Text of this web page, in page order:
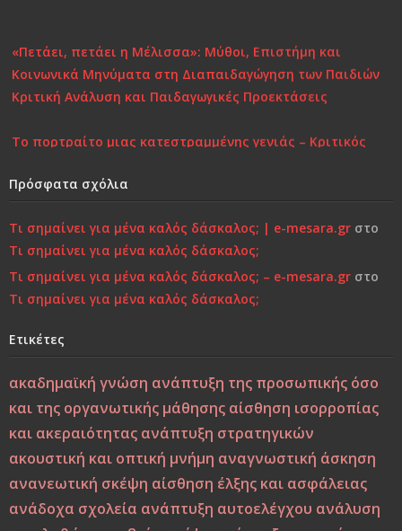
«Πετάει, πετάει η Μέλισσα»: Μύθοι, Επιστήμη και
Κοινωνικά Μηνύματα στη Διαπαιδαγώγηση των Παιδιών
Κριτική Ανάλυση και Παιδαγωγικές Προεκτάσεις
Το πορτραίτο μιας κατεστραμμένης γενιάς – Κριτικός
Επιστροφή στην Παιδικότητα “τώρα”..!
Κάτι τελειώνει, μέρα με τη μέρα… Μήπως είναι πια πολύ
αργά;»…
Καιρούς: Οικογένεια, Σχολείο και Κοινωνία σε
Φιλοσοφική και Κριτική Προσέγγιση
Εσύ φταις, φώναξε, εσύ!
Μεταξύ σφύρας και άκμονος. Η νεότητα της ελπίδας ως
ελπίδα των νέων
Από τη Βιοπαιδαγωγική στη Ζωοπαιδαγωγική;
Πρόσφατα σχόλια
Τι σημαίνει για μένα καλός δάσκαλος; | e-mesara.gr στο
Τι σημαίνει για μένα καλός δάσκαλος;
Τι σημαίνει για μένα καλός δάσκαλος; – e-mesara.gr στο
Τι σημαίνει για μένα καλός δάσκαλος;
Ετικέτες
ακαδημαϊκή γνώση ανάπτυξη της προσωπικής όσο
και της οργανωτικής μάθησης αίσθηση ισορροπίας
και ακεραιότητας ανάπτυξη στρατηγικών
ακουστική και οπτική μνήμη αναγνωστική άσκηση
ανανεωτική σκέψη αίσθηση έλξης και ασφάλειας
ανάδοχα σχολεία ανάπτυξη αυτοελέγχου ανάλυση